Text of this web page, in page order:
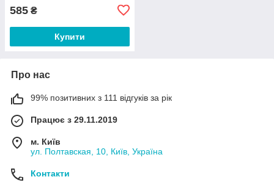
585 ₴
Купити
Про нас
99% позитивних з 111 відгуків за рік
Працює з 29.11.2019
м. Київ
ул. Полтавская, 10, Київ, Україна
Контакти